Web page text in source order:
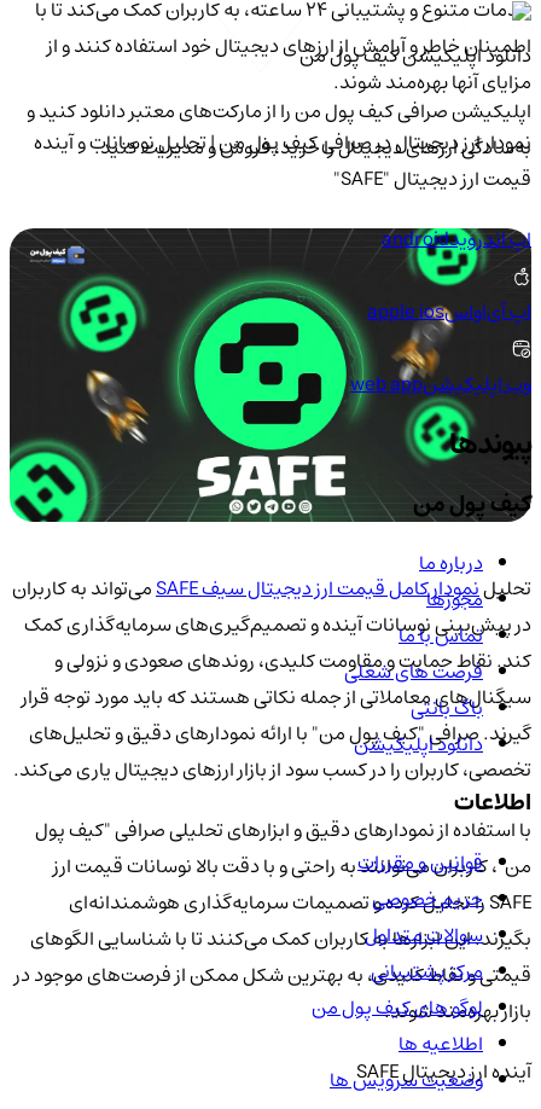
خدمات متنوع و پشتیبانی ۲۴ ساعته، به کاربران کمک می‌کند تا با
اطمینان خاطر و آرامش از ارزهای دیجیتال خود استفاده کنند و از
مزایای آنها بهره‌مند شوند.
نمودار ارز دیجیتال در صرافی کیف پول من | تحلیل نوسانات و آینده
قیمت ارز دیجیتال "SAFE"
تحلیلنمودار کامل قیمت ارز دیجیتال سیف SAFE
می‌تواند به کاربران
در پیش‌بینی نوسانات آینده و تصمیم‌گیری‌های سرمایه‌گذاری کمک
کند. نقاط حمایت و مقاومت کلیدی، روندهای صعودی و نزولی و
سیگنال‌های معاملاتی از جمله نکاتی هستند که باید مورد توجه قرار
گیرند. صرافی "کیف پول من" با ارائه نمودارهای دقیق و تحلیل‌های
تخصصی، کاربران را در کسب سود از بازار ارزهای دیجیتال یاری می‌کند.
با استفاده از نمودارهای دقیق و ابزارهای تحلیلی صرافی "کیف پول
من"، کاربران می‌توانند به راحتی و با دقت بالا نوسانات قیمت ارز
SAFE را تحلیل کرده و تصمیمات سرمایه‌گذاری هوشمندانه‌ای
بگیرند. این ابزارها به کاربران کمک می‌کنند تا با شناسایی الگوهای
قیمتی و نقاط کلیدی، به بهترین شکل ممکن از فرصت‌های موجود در
بازار بهره‌مند شوند.
آینده ارز دیجیتال SAFE
دانلود اپلیکیشن کیف‌ پول من
اپلیکیشن صرافی کیف پول من را از مارکت‌های معتبر دانلود کنید و
به‌سادگی ارزهای دیجیتال را خرید، فروش و مدیریت کنید.
اپ اندرویدandroid
اپ آی‌او‌اسapple ios
وب اپلیکیشنweb app
پیوندها
کیف پول من
درباره ما
مجوزها
تماس با ما
فرصت های شغلی
باگ بانتی
دانلود اپلیکیشن
اطلاعات
قوانین و مقررات
حریم خصوصی
سوالات متداول
مرکز پشتیبانی
لوگو های کیف پول من
اطلاعیه ها
وضعیت سرویس ها